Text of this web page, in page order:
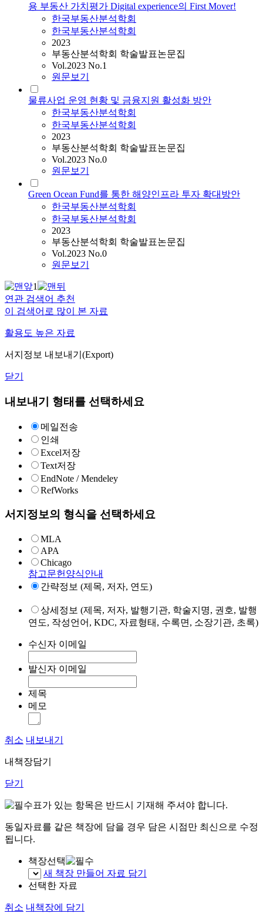
용 부동산 가치평가 Digital experience의 First Mover!
한국부동산분석학회
한국부동산분석학회
2023
부동산분석학회 학술발표논문집
Vol.2023 No.1
원문보기
물류사업 운영 현황 및 금융지원 활성화 방안
한국부동산분석학회
한국부동산분석학회
2023
부동산분석학회 학술발표논문집
Vol.2023 No.0
원문보기
Green Ocean Fund를 통한 해양인프라 투자 확대방안
한국부동산분석학회
한국부동산분석학회
2023
부동산분석학회 학술발표논문집
Vol.2023 No.0
원문보기
1
연관 검색어 추천
이 검색어로 많이 본 자료
활용도 높은 자료
서지정보 내보내기(Export)
닫기
내보내기 형태를 선택하세요
메일전송
인쇄
Excel저장
Text저장
EndNote / Mendeley
RefWorks
서지정보의 형식을 선택하세요
MLA
APA
Chicago
참고문헌양식안내
간략정보 (제목, 저자, 연도)
상세정보 (제목, 저자, 발행기관, 학술지명, 권호, 발행
연도, 작성언어, KDC, 자료형태, 수록면, 소장기관, 초록)
수신자 이메일
발신자 이메일
제목
메모
취소 내보내기
내책장담기
닫기
표가 있는 항목은 반드시 기재해 주셔야 합니다.
동일자료를 같은 책장에 담을 경우 담은 시점만 최신으로 수정
됩니다.
책장선택
새 책장 만들어 자료 담기
선택한 자료
취소 내책장에 담기